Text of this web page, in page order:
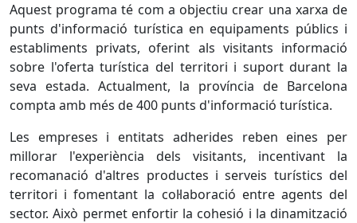
Aquest programa té com a objectiu crear una xarxa de
punts d'informació turística en equipaments públics i
establiments privats, oferint als visitants informació
sobre l'oferta turística del territori i suport durant la
seva estada. Actualment, la província de Barcelona
compta amb més de 400 punts d'informació turística.
Les empreses i entitats adherides reben eines per
millorar l'experiència dels visitants, incentivant la
recomanació d'altres productes i serveis turístics del
territori i fomentant la col·laboració entre agents del
sector. Això permet enfortir la cohesió i la dinamització